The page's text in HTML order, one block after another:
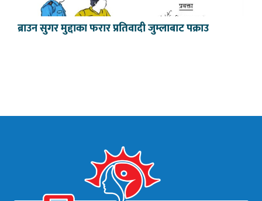
ब्राउन सुगर मुद्दाका फरार प्रतिवादी जुम्लाबाट पक्राउ